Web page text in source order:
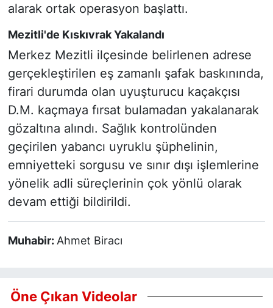
alarak ortak operasyon başlattı.
Mezitli'de Kıskıvrak Yakalandı
Merkez Mezitli ilçesinde belirlenen adrese
gerçekleştirilen eş zamanlı şafak baskınında,
firari durumda olan uyuşturucu kaçakçısı
D.M. kaçmaya fırsat bulamadan yakalanarak
gözaltına alındı. Sağlık kontrolünden
geçirilen yabancı uyruklu şüphelinin,
emniyetteki sorgusu ve sınır dışı işlemlerine
yönelik adli süreçlerinin çok yönlü olarak
devam ettiği bildirildi.
Muhabir:Ahmet Biracı
Öne Çıkan Videolar